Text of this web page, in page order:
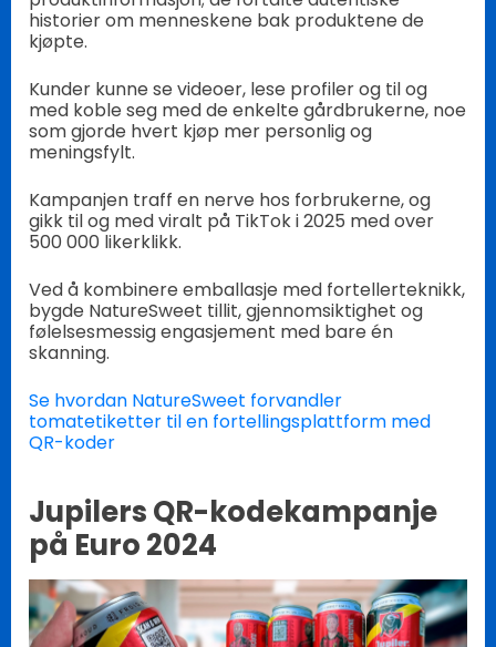
historier om menneskene bak produktene de
kjøpte.
Kunder kunne se videoer, lese profiler og til og
med koble seg med de enkelte gårdbrukerne, noe
som gjorde hvert kjøp mer personlig og
meningsfylt.
Kampanjen traff en nerve hos forbrukerne, og
gikk til og med viralt på TikTok i 2025 med over
500 000 likerklikk.
Ved å kombinere emballasje med fortellerteknikk,
bygde NatureSweet tillit, gjennomsiktighet og
følelsesmessig engasjement med bare én
skanning.
Se hvordan NatureSweet forvandler
tomatetiketter til en fortellingsplattform med
QR-koder
Jupilers QR-kodekampanje
på Euro 2024